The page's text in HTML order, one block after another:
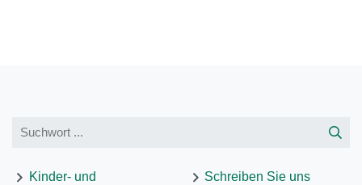
Kinder- und
Schreiben Sie uns